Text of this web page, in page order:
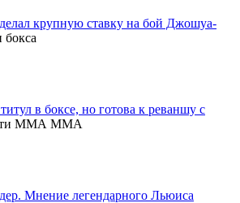
крупную ставку на бой Джошуа-
в боксе, но готова к реваншу с
MMA
Мнение легендарного Льюиса